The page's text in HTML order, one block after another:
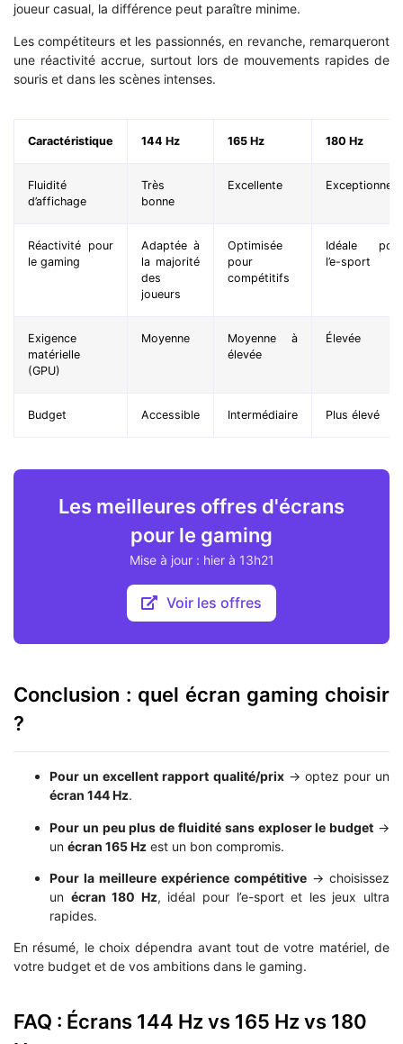
joueur casual, la différence peut paraître minime.
Les compétiteurs et les passionnés, en revanche, remarqueront
une réactivité accrue, surtout lors de mouvements rapides de
souris et dans les scènes intenses.
Caractéristique 144 Hz 165 Hz 180 Hz
Fluidité
d’affichage
Très
bonne
Excellente Exceptionnelle
Réactivité pour
le gaming
Adaptée à
la majorité
des
joueurs
Optimisée
pour
compétitifs
Idéale pour
l’e-sport
Exigence
matérielle
(GPU)
Moyenne
Moyenne à
élevée
Élevée
Budget Accessible Intermédiaire Plus élevé
Les meilleures offres d'écrans
pour le gaming
Mise à jour : hier à 13h21
Voir les offres
Conclusion : quel écran gaming choisir
?
Pour un excellent rapport qualité/prix→ optez pour un
écran 144 Hz.
Pour un peu plus de fluidité sans exploser le budget →
un écran 165 Hz est un bon compromis.
Pour la meilleure expérience compétitive → choisissez
un écran 180 Hz, idéal pour l’e-sport et les jeux ultra
rapides.
En résumé, le choix dépendra avant tout de votre matériel, de
votre budget et de vos ambitions dans le gaming.
FAQ : Écrans 144 Hz vs 165 Hz vs 180